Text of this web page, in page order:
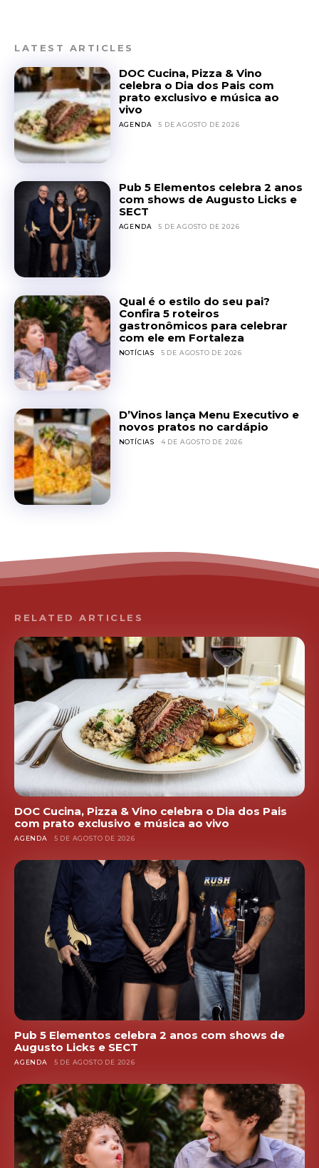
LATEST ARTICLES
DOC Cucina, Pizza & Vino
celebra o Dia dos Pais com
prato exclusivo e música ao
vivo
AGENDA 5 DE AGOSTO DE 2026
Pub 5 Elementos celebra 2 anos
com shows de Augusto Licks e
SECT
AGENDA 5 DE AGOSTO DE 2026
Qual é o estilo do seu pai?
Confira 5 roteiros
gastronômicos para celebrar
com ele em Fortaleza
NOTÍCIAS 5 DE AGOSTO DE 2026
D’Vinos lança Menu Executivo e
novos pratos no cardápio
NOTÍCIAS 4 DE AGOSTO DE 2026
RELATED ARTICLES
DOC Cucina, Pizza & Vino celebra o Dia dos Pais
com prato exclusivo e música ao vivo
AGENDA 5 DE AGOSTO DE 2026
Pub 5 Elementos celebra 2 anos com shows de
Augusto Licks e SECT
AGENDA 5 DE AGOSTO DE 2026